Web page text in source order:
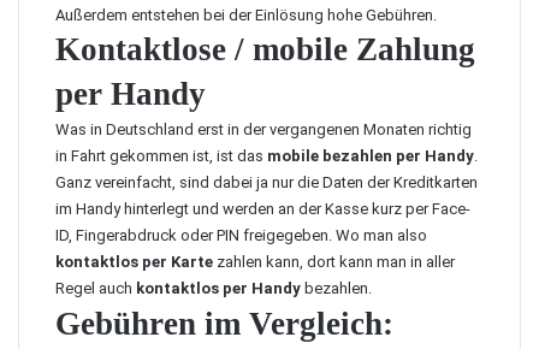
Außerdem entstehen bei der Einlösung hohe Gebühren.
Kontaktlose / mobile Zahlung
per Handy
Was in Deutschland erst in der vergangenen Monaten richtig
in Fahrt gekommen ist, ist das mobile bezahlen per Handy.
Ganz vereinfacht, sind dabei ja nur die Daten der Kreditkarten
im Handy hinterlegt und werden an der Kasse kurz per Face-
ID, Fingerabdruck oder PIN freigegeben. Wo man also
kontaktlos per Karte zahlen kann, dort kann man in aller
Regel auch kontaktlos per Handy bezahlen.
Gebühren im Vergleich: